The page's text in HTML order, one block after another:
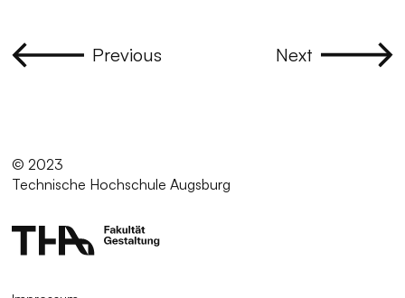
Previous Next
© 2023
Technische Hochschule Augsburg